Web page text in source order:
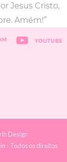
Jesus Cristo,
Amém!”
Design
- Todos os direitos